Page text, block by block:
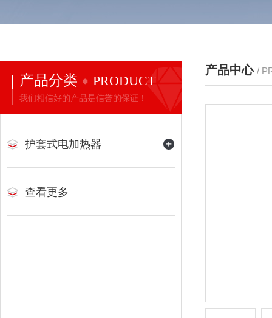
产品分类 PRODUCT
我们相信好的产品是信誉的保证！
护套式电加热器
查看更多
产品中心 /